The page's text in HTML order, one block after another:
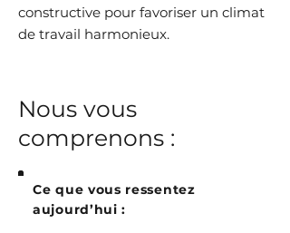
constructive pour favoriser un climat
de travail harmonieux.
Nous vous
comprenons :
Ce que vous ressentez
aujourd’hui :